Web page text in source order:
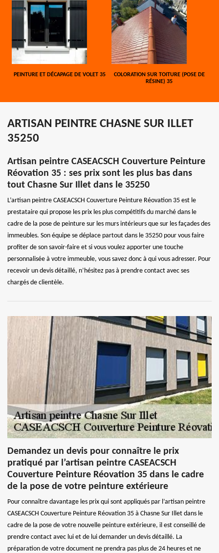
PEINTURE ET DÉCAPAGE DE VOLET 35
COLORATION SUR TOITURE (POSE DE
RÉSINE) 35
ARTISAN PEINTRE CHASNE SUR ILLET
35250
Artisan peintre CASEACSCH Couverture Peinture
Réovation 35 : ses prix sont les plus bas dans
tout Chasne Sur Illet dans le 35250
L’artisan peintre CASEACSCH Couverture Peinture Réovation 35 est le
prestataire qui propose les prix les plus compétitifs du marché dans le
cadre de la pose de peinture sur les murs intérieurs que sur les façades des
immeubles. Son équipe se déplace partout dans le 35250 pour vous faire
profiter de son savoir-faire et si vous voulez apporter une touche
personnalisée à votre immeuble, vous savez donc à qui vous adresser. Pour
recevoir un devis détaillé, n’hésitez pas à prendre contact avec ses
chargés de clientèle.
Demandez un devis pour connaître le prix
pratiqué par l’artisan peintre CASEACSCH
Couverture Peinture Réovation 35 dans le cadre
de la pose de votre peinture extérieure
Pour connaître davantage les prix qui sont appliqués par l’artisan peintre
CASEACSCH Couverture Peinture Réovation 35 à Chasne Sur Illet dans le
cadre de la pose de votre nouvelle peinture extérieure, il est conseillé de
prendre contact avec lui et de lui demander un devis détaillé. La
préparation de votre document ne prendra pas plus de 24 heures et ne